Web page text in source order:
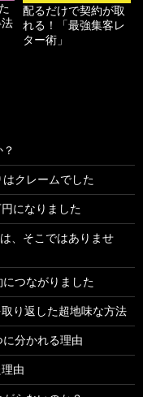
配るだけで契約が取
れる！「最強集客レ
ター術」
クレームでした
になりました
、そこではありませ
つながりました
り返した超地味な方法
分かれる理由
由